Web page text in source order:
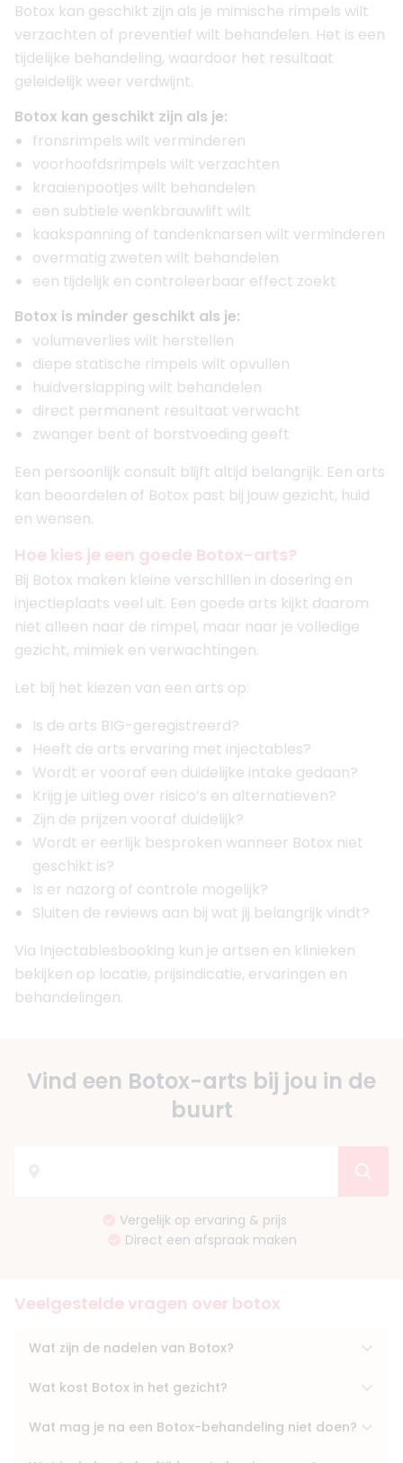
Botox kan geschikt zijn als je mimische rimpels wilt
verzachten of preventief wilt behandelen. Het is een
tijdelijke behandeling, waardoor het resultaat
geleidelijk weer verdwijnt.
Botox kan geschikt zijn als je:
fronsrimpels wilt verminderen
voorhoofdsrimpels wilt verzachten
kraaienpootjes wilt behandelen
een subtiele wenkbrauwlift wilt
kaakspanning of tandenknarsen wilt verminderen
overmatig zweten wilt behandelen
een tijdelijk en controleerbaar effect zoekt
Botox is minder geschikt als je:
volumeverlies wilt herstellen
diepe statische rimpels wilt opvullen
huidverslapping wilt behandelen
direct permanent resultaat verwacht
zwanger bent of borstvoeding geeft
Een persoonlijk consult blijft altijd belangrijk. Een arts
kan beoordelen of Botox past bij jouw gezicht, huid
en wensen.
Hoe kies je een goede Botox-arts?
Bij Botox maken kleine verschillen in dosering en
injectieplaats veel uit. Een goede arts kijkt daarom
niet alleen naar de rimpel, maar naar je volledige
gezicht, mimiek en verwachtingen.
Let bij het kiezen van een arts op:
Is de arts BIG-geregistreerd?
Heeft de arts ervaring met injectables?
Wordt er vooraf een duidelijke intake gedaan?
Krijg je uitleg over risico’s en alternatieven?
Zijn de prijzen vooraf duidelijk?
Wordt er eerlijk besproken wanneer Botox niet
geschikt is?
Is er nazorg of controle mogelijk?
Sluiten de reviews aan bij wat jij belangrijk vindt?
Via Injectablesbooking kun je artsen en klinieken
bekijken op locatie, prijsindicatie, ervaringen en
behandelingen.
Vind een Botox-arts bij jou in de
buurt
Vergelijk op ervaring & prijs
Direct een afspraak maken
Veelgestelde vragen over botox
Wat zijn de nadelen van Botox?
Wat kost Botox in het gezicht?
Wat mag je na een Botox-behandeling niet doen?